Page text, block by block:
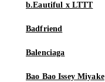
b.Eautiful x LTTT
Badfriend
Balenciaga
Bao Bao Issey Miyake